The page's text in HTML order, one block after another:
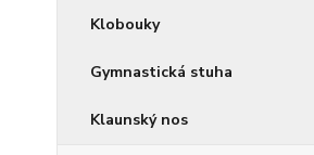
Klobouky
Gymnastická stuha
Klaunský nos